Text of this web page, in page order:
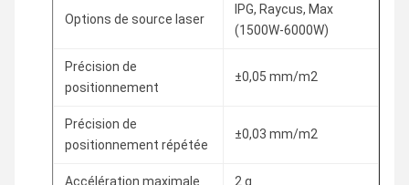
Options de source laser
IPG, Raycus, Max
(1500W-6000W)
Précision de
positionnement
±0,05 mm/m2
Précision de
positionnement répétée
±0,03 mm/m2
Accélération maximale 2 g